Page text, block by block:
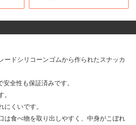
ードシリコーンゴムから作られたスナッカ
全性も保証済みです。
くいです。
は食べ物を取り出しやすく、中身がこぼれ